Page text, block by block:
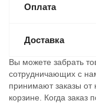
Оплата
Доставка
Вы можете забрать
сотрудничающих с
принимают заказы от
корзине. Когда заказ